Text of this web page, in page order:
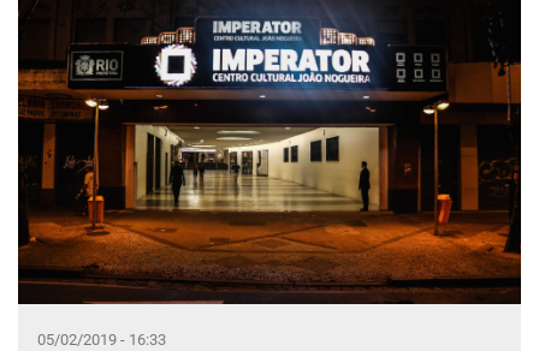
05/02/2019 - 16:33